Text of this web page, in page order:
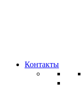
Контакты